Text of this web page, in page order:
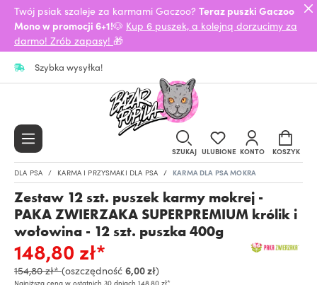
Twój psiak szaleje za karmami Gaczoo? Teraz puszki Gaczoo
Mono w promocji 6+1!🐶 Kup 6 puszek, a kolejną dorzucimy za
darmo! Zrób zapasy! 🎁
Szybka wysyłka!
SZUKAJ ULUBIONE KONTO KOSZYK
DLA PSA KARMA I PRZYSMAKI DLA PSA KARMA DLA PSA MOKRA
Zestaw 12 szt. puszek karmy mokrej -
PAKA ZWIERZAKA SUPERPREMIUM królik i
wołowina - 12 szt. puszka 400g
148,80 zł*
154,80 zł*(oszczędność 6,00 zł)
Najniższa cena w ostatnich 30 dniach 148,80 zł*